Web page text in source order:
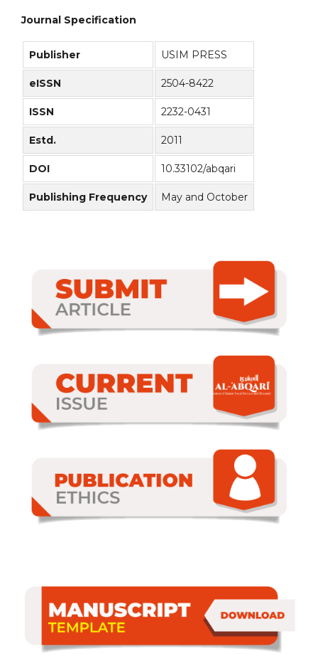
Journal Specification
Publisher USIM PRESS
eISSN 2504-8422
ISSN 2232-0431
Estd. 2011
DOI 10.33102/abqari
Publishing Frequency May and October